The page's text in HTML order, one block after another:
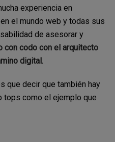
experiencia en
el mundo web y todas sus
de asesorar y
con codo con el arquitecto
digital.
que decir que también hay
tops como el ejemplo que